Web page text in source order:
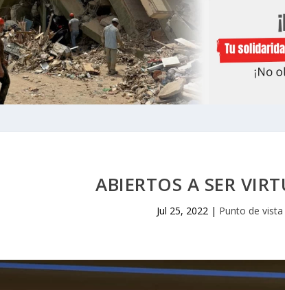
ABIERTOS A SER
Jul 25, 2022| Punto de vista